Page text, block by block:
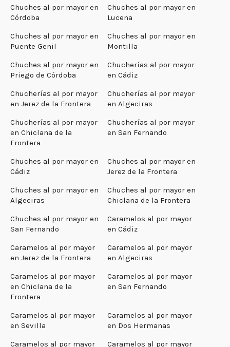
Chuches al por mayor en
Córdoba
Chuches al por mayor en
Lucena
Chuches al por mayor en
Puente Genil
Chuches al por mayor en
Montilla
Chuches al por mayor en
Priego de Córdoba
Chucherías al por mayor
en Cádiz
Chucherías al por mayor
en Jerez de la Frontera
Chucherías al por mayor
en Algeciras
Chucherías al por mayor
en Chiclana de la
Frontera
Chucherías al por mayor
en San Fernando
Chuches al por mayor en
Cádiz
Chuches al por mayor en
Jerez de la Frontera
Chuches al por mayor en
Algeciras
Chuches al por mayor en
Chiclana de la Frontera
Chuches al por mayor en
San Fernando
Caramelos al por mayor
en Cádiz
Caramelos al por mayor
en Jerez de la Frontera
Caramelos al por mayor
en Algeciras
Caramelos al por mayor
en Chiclana de la
Frontera
Caramelos al por mayor
en San Fernando
Caramelos al por mayor
en Sevilla
Caramelos al por mayor
en Dos Hermanas
Caramelos al por mayor
Caramelos al por mayor